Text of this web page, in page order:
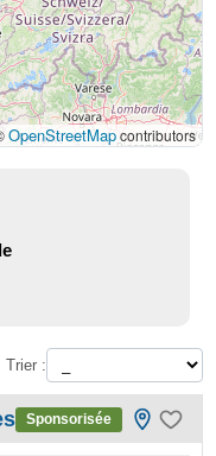
OpenStreetMapcontributors
Trier :
Sponsorisée